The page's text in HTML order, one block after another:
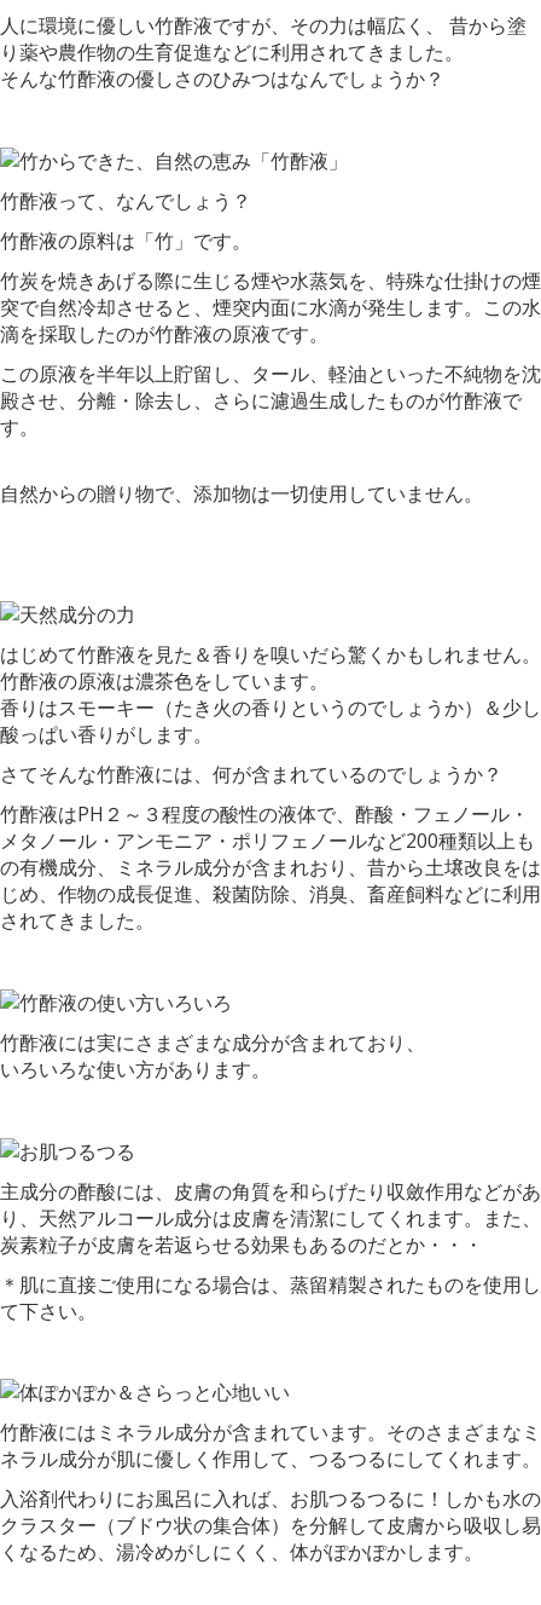
人に環境に優しい竹酢液ですが、その力は幅広く、 昔から塗
り薬や農作物の生育促進などに利用されてきました。
そんな竹酢液の優しさのひみつはなんでしょうか？
竹酢液って、なんでしょう？
竹酢液の原料は「竹」です。
竹炭を焼きあげる際に生じる煙や水蒸気を、特殊な仕掛けの煙
突で自然冷却させると、煙突内面に水滴が発生します。この水
滴を採取したのが竹酢液の原液です。
この原液を半年以上貯留し、タール、軽油といった不純物を沈
殿させ、分離・除去し、さらに濾過生成したものが竹酢液で
す。
自然からの贈り物で、添加物は一切使用していません。
はじめて竹酢液を見た＆香りを嗅いだら驚くかもしれません。
竹酢液の原液は濃茶色をしています。
香りはスモーキー（たき火の香りというのでしょうか）＆少し
酸っぱい香りがします。
さてそんな竹酢液には、何が含まれているのでしょうか？
竹酢液はPH２～３程度の酸性の液体で、酢酸・フェノール・
メタノール・アンモニア・ポリフェノールなど200種類以上も
の有機成分、ミネラル成分が含まれおり、昔から土壌改良をは
じめ、作物の成長促進、殺菌防除、消臭、畜産飼料などに利用
されてきました。
竹酢液には実にさまざまな成分が含まれており、
いろいろな使い方があります。
主成分の酢酸には、皮膚の角質を和らげたり収斂作用などがあ
り、天然アルコール成分は皮膚を清潔にしてくれます。また、
炭素粒子が皮膚を若返らせる効果もあるのだとか・・・
＊肌に直接ご使用になる場合は、蒸留精製されたものを使用し
て下さい。
竹酢液にはミネラル成分が含まれています。そのさまざまなミ
ネラル成分が肌に優しく作用して、つるつるにしてくれます。
入浴剤代わりにお風呂に入れば、お肌つるつるに！しかも水の
クラスター（ブドウ状の集合体）を分解して皮膚から吸収し易
くなるため、湯冷めがしにくく、体がぽかぽかします。